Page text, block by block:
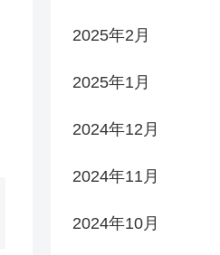
2025年2月
2025年1月
2024年12月
2024年11月
2024年10月